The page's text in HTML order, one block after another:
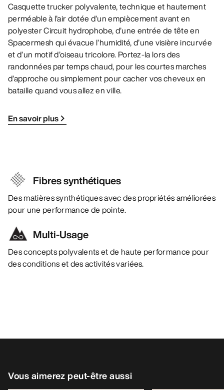
Casquette trucker polyvalente, technique et hautement
perméable à l’air dotée d’un empiècement avant en
polyester Circuit hydrophobe, d’une entrée de tête en
Spacermesh qui évacue l’humidité, d’une visière incurvée
et d’un motif d’oiseau tricolore. Portez-la lors des
randonnées par temps chaud, pour les courtes marches
d’approche ou simplement pour cacher vos cheveux en
bataille quand vous allez en ville.
En savoir plus
Fibres synthétiques
Des matières synthétiques avec des propriétés améliorées
pour une performance de pointe.
Multi-Usage
Des concepts polyvalents et de haute performance pour
des conditions et des activités variées.
Vous aimerez peut-être aussi